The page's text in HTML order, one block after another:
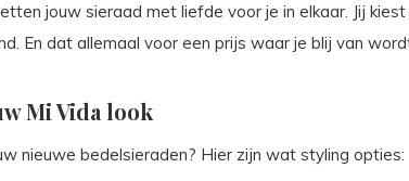
jouw sieraad met liefde voor je in elkaar. Jij
En dat allemaal voor een prijs waar je blij van
Mi Vida look
nieuwe bedelsieraden? Hier zijn wat styling opties: